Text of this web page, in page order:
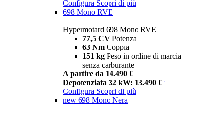
Configura Scopri di più
698 Mono RVE
Hypermotard 698 Mono RVE
77,5 CV Potenza
63 Nm Coppia
151 kg Peso in ordine di marcia
senza carburante
A partire da 14.490 €
Depotenziata 32 kW: 13.490 € i
Configura Scopri di più
new 698 Mono Nera